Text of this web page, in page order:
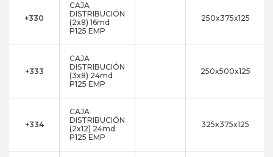
+330
CAJA
DISTRIBUCIÓN
(2x8) 16md
P125 EMP
250x375x125
+333
CAJA
DISTRIBUCIÓN
(3x8) 24md
P125 EMP
250x500x125
+334
CAJA
DISTRIBUCIÓN
(2x12) 24md
P125 EMP
325x375x125